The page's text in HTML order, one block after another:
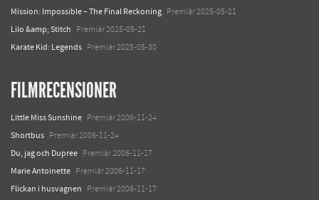
Mission: Impossible – The Final Reckoning Premiär 2025-05-21
Lilo &amp; Stitch Premiär 2025-05-21
Karate Kid: Legends Premiär 2025-05-30
FILMRECENSIONER
Little Miss Sunshine Premiär 2006-11-24
Shortbus Premiär 2006-11-24
Du, jag och Dupree Premiär 2006-11-17
Marie Antoinette Premiär 2006-11-17
Flickan i husvagnen Premiär 2006-11-17